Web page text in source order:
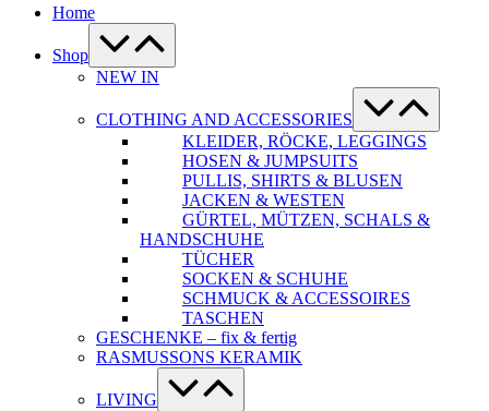
Home
Shop
Menü-
Schalter
NEW IN
CLOTHING AND ACCESSORIES
Menü-
Schalter
KLEIDER, RÖCKE, LEGGINGS
HOSEN & JUMPSUITS
PULLIS, SHIRTS & BLUSEN
JACKEN & WESTEN
GÜRTEL, MÜTZEN, SCHALS &
HANDSCHUHE
TÜCHER
SOCKEN & SCHUHE
SCHMUCK & ACCESSOIRES
TASCHEN
GESCHENKE – fix & fertig
RASMUSSONS KERAMIK
LIVING
Menü-
Schalter